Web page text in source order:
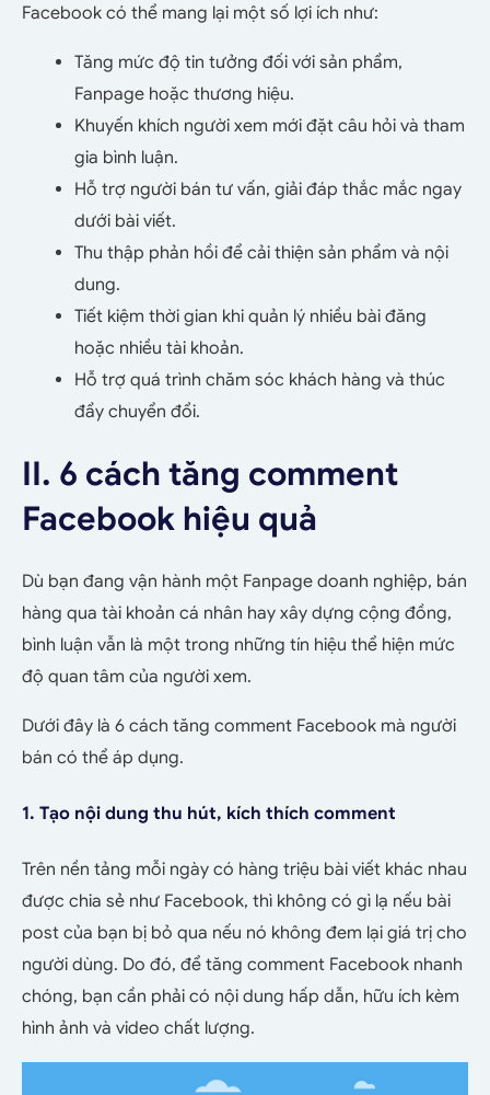
Facebook có thể mang lại một số lợi ích như:
Tăng mức độ tin tưởng đối với sản phẩm,
Fanpage hoặc thương hiệu.
Khuyến khích người xem mới đặt câu hỏi và tham
gia bình luận.
Hỗ trợ người bán tư vấn, giải đáp thắc mắc ngay
dưới bài viết.
Thu thập phản hồi để cải thiện sản phẩm và nội
dung.
Tiết kiệm thời gian khi quản lý nhiều bài đăng
hoặc nhiều tài khoản.
Hỗ trợ quá trình chăm sóc khách hàng và thúc
đẩy chuyển đổi.
II. 6 cách tăng comment
Facebook hiệu quả
Dù bạn đang vận hành một Fanpage doanh nghiệp, bán
hàng qua tài khoản cá nhân hay xây dựng cộng đồng,
bình luận vẫn là một trong những tín hiệu thể hiện mức
độ quan tâm của người xem.
Dưới đây là 6 cách tăng comment Facebook mà người
bán có thể áp dụng.
1. Tạo nội dung thu hút, kích thích comment
Trên nền tảng mỗi ngày có hàng triệu bài viết khác nhau
được chia sẻ như Facebook, thì không có gì lạ nếu bài
post của bạn bị bỏ qua nếu nó không đem lại giá trị cho
người dùng. Do đó, để tăng comment Facebook nhanh
chóng, bạn cần phải có nội dung hấp dẫn, hữu ích kèm
hình ảnh và video chất lượng.